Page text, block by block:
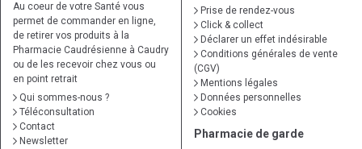
Au coeur de votre Santé vous
permet de commander en ligne,
de retirer vos produits à la
Pharmacie Caudrésienne à Caudry
ou de les recevoir chez vous ou
en point retrait
Qui sommes-nous ?
Téléconsultation
Contact
Newsletter
Prise de rendez-vous
Click & collect
Déclarer un effet indésirable
Conditions générales de vente
(CGV)
Mentions légales
Données personnelles
Cookies
Pharmacie de garde